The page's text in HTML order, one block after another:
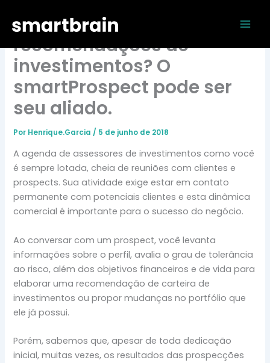
para
conteúdo
Quer guardar suas
recomendações de
investimentos? O
smartProspect pode ser
seu aliado.
Por Henrique.Garcia / 5 de junho de 2018
A agenda de assessores de investimentos como você
é sempre lotada, cheia de reuniões com clientes e
prospects. Sua atividade exige estar em contato
permanente com potenciais clientes e esta dinâmica
comercial é importante para o sucesso do negócio.
Ao conversar com um prospect, você levanta
informações sobre o perfil, avalia o grau de tolerância
ao risco, além dos objetivos financeiros e de vida para
elaborar uma recomendação de carteira de
investimentos ou propor mudanças no portfólio que
ele já possui.
Porém, sabemos que, apesar de toda dedicação
inicial, muitas vezes, os resultados das prospecções